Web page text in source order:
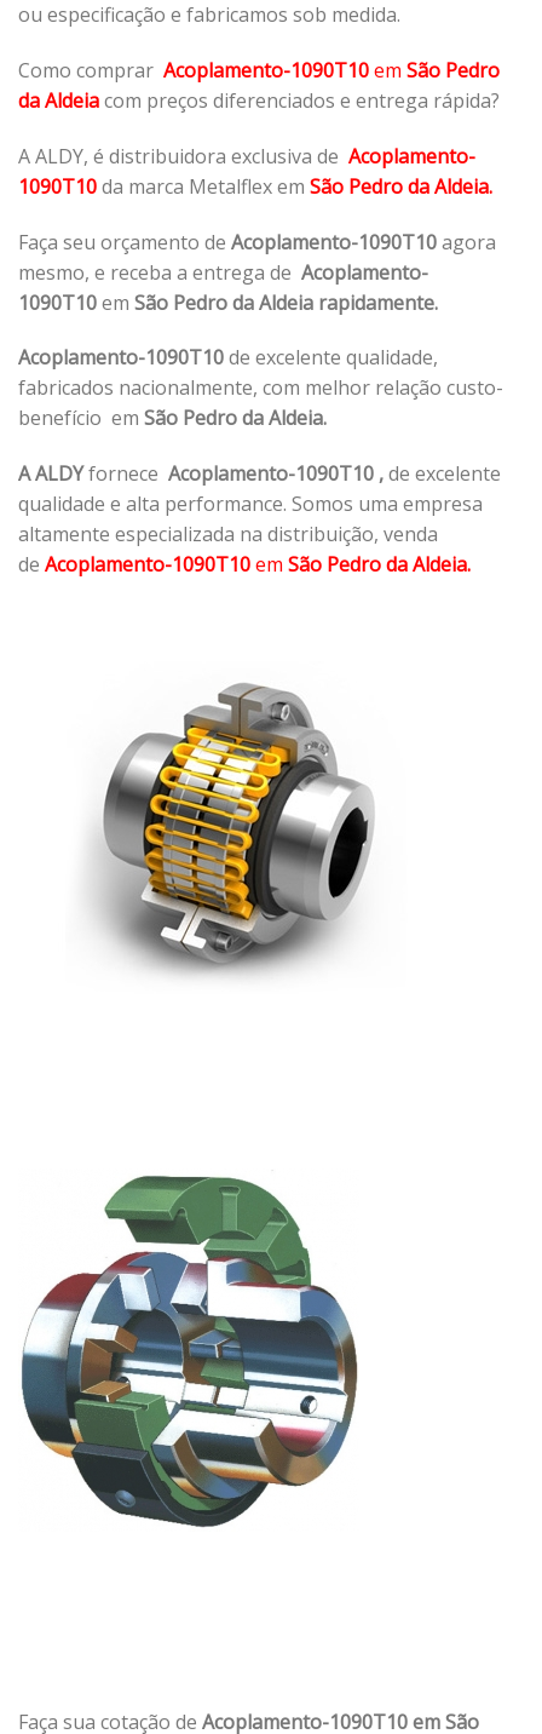
ou especificação e fabricamos sob medida.
Como comprar Acoplamento-1090T10em São Pedro
da Aldeiacom preços diferenciados e entrega rápida?
A ALDY, é distribuidora exclusiva de Acoplamento-
1090T10da marca Metalflex em São Pedro da Aldeia.
Faça seu orçamento de Acoplamento-1090T10agora
mesmo, e receba a entrega de Acoplamento-
1090T10em São Pedro da Aldeia rapidamente.
Acoplamento-1090T10de excelente qualidade,
fabricados nacionalmente, com melhor relação custo-
benefício em São Pedro da Aldeia.
A ALDYfornece Acoplamento-1090T10 ,de excelente
qualidade e alta performance. Somos uma empresa
altamente especializada na distribuição, venda
de Acoplamento-1090T10em São Pedro da Aldeia.
Faça sua cotação de Acoplamento-1090T10 em São